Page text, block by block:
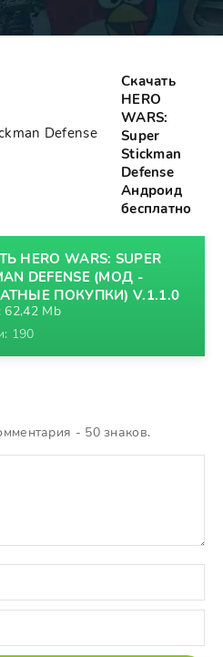
Скачать
HERO
WARS:
Super
Stickman
Defense
Андроид
бесплатно
HERO WARS: SUPER
DEFENSE (МОД -
ПОКУПКИ) V.1.1.0
62,42 Mb
190
- 50 знаков.